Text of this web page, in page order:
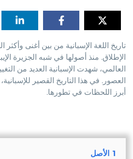
تاريخ اللغة الإسبانية من بين أغنى وأكثر
الإطلاق. منذ أصولها في شبه الجزيرة
العالمي، شهدت الإسبانية العديد من
العصور. في هذا التاريخ القصير
أبرز اللحظات في تطورها.
الأصل